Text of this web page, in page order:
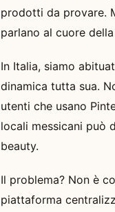
prodotti da provare.
parlano al cuore
In Italia, siamo
dinamica tutta sua.
utenti che usano
locali messicani può
beauty.
Il problema? Non è
piattaforma